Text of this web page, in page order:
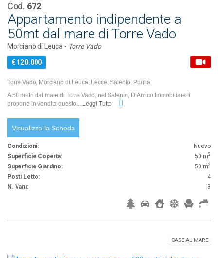
Cod. 672
Appartamento indipendente a
50mt dal mare di Torre Vado
Morciano di Leuca - Torre Vado
€ 120.000
Torre Vado, Morciano di Leuca, Lecce, Salento, Puglia
A 50 metri dal mare di Torre Vado, nel Salento, D’Amico Immobiliare ti
propone in vendita questo... Leggi Tutto
Visualizza la Scheda
Condizioni:
Nuovo
Superficie Coperta:
50 m2
Superficie Giardino: 50 m2
Posti Letto:
4
N. Vani:
3
CASE AL MARE